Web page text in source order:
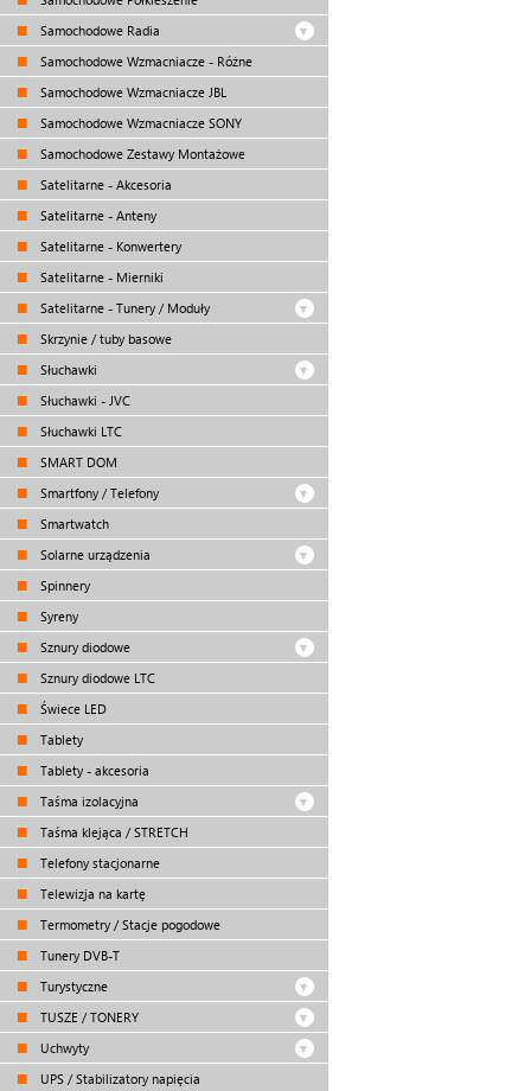
Samochodowe Radia
Samochodowe Wzmacniacze - Różne
Samochodowe Wzmacniacze JBL
Samochodowe Wzmacniacze SONY
Samochodowe Zestawy Montażowe
Satelitarne - Akcesoria
Satelitarne - Anteny
Satelitarne - Konwertery
Satelitarne - Mierniki
Satelitarne - Tunery / Moduły
Skrzynie / tuby basowe
Słuchawki
Słuchawki - JVC
Słuchawki LTC
SMART DOM
Smartfony / Telefony
Smartwatch
Solarne urządzenia
Spinnery
Syreny
Sznury diodowe
Sznury diodowe LTC
Świece LED
Tablety
Tablety - akcesoria
Taśma izolacyjna
Taśma klejąca / STRETCH
Telefony stacjonarne
Telewizja na kartę
Termometry / Stacje pogodowe
Tunery DVB-T
Turystyczne
TUSZE / TONERY
Uchwyty
UPS / Stabilizatory napięcia